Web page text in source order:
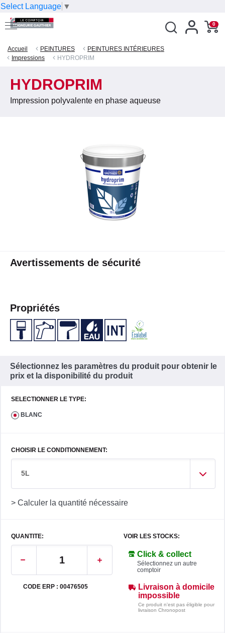
Select Language ▼
0
Accueil PEINTURES
PEINTURES INTÉRIEURES
Impressions
HYDROPRIM
HYDROPRIM
Impression polyvalente en phase aqueuse
Avertissements de sécurité
Propriétés
Sélectionnez les paramètres du produit pour obtenir le
prix et la disponibilité du produit
SELECTIONNER LE TYPE:
BLANC
CHOISIR LE CONDITIONNEMENT:
5L
> Calculer la quantité nécessaire
QUANTITE:
CODE ERP : 00476505
VOIR LES STOCKS:
Click & collect
Sélectionnez un autre
comptoir
Livraison à domicile
impossible
Ce produit n'est pas éligible pour
livraison Chronopost